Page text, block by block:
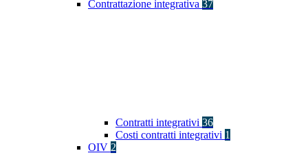
Contrattazione integrativa 37
Contratti integrativi 36
Costi contratti integrativi 1
OIV 2